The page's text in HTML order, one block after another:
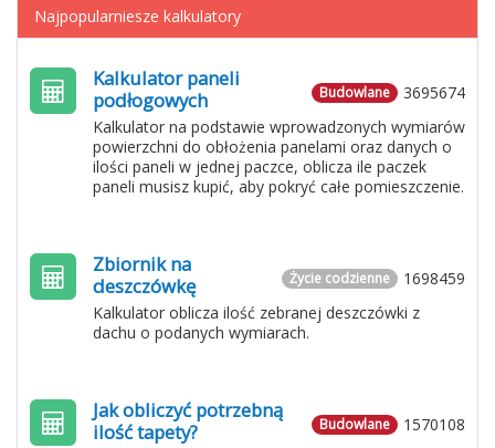
Najpopularniesze kalkulatory
3695674
Budowlane
Kalkulator paneli
podłogowych
Kalkulator na podstawie wprowadzonych wymiarów
powierzchni do obłożenia panelami oraz danych o
ilości paneli w jednej paczce, oblicza ile paczek
paneli musisz kupić, aby pokryć całe pomieszczenie.
1698459
Życie codzienne
Zbiornik na
deszczówkę
Kalkulator oblicza ilość zebranej deszczówki z
dachu o podanych wymiarach.
1570108
Budowlane
Jak obliczyć potrzebną
ilość tapety?